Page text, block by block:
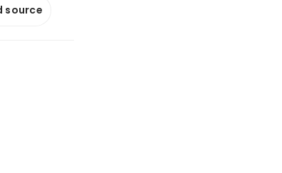
source